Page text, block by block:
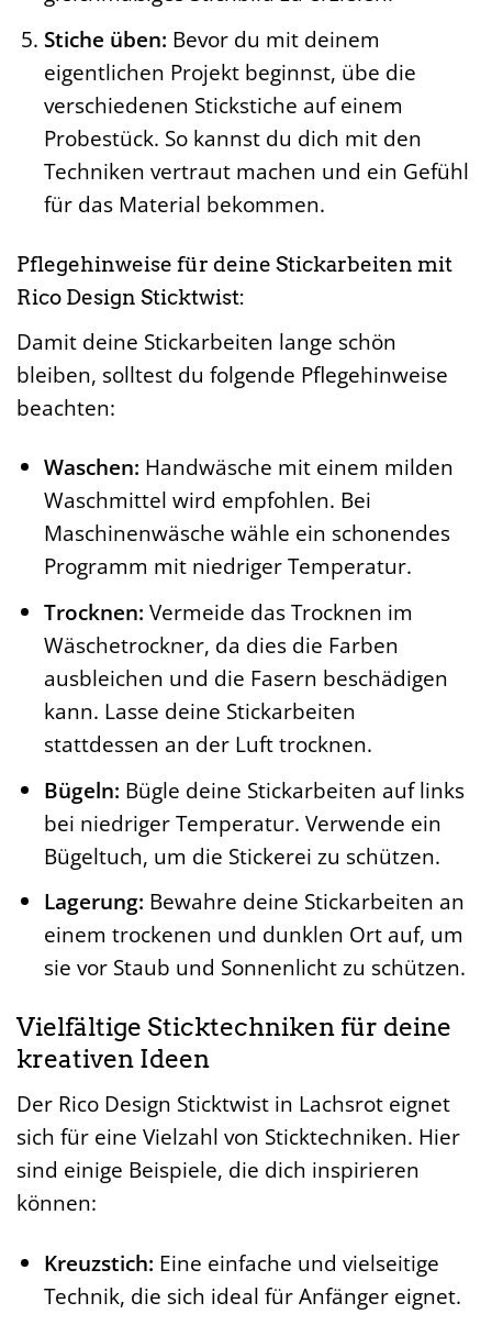
Stiche üben: Bevor du mit deinem
eigentlichen Projekt beginnst, übe die
verschiedenen Stickstiche auf einem
Probestück. So kannst du dich mit den
Techniken vertraut machen und ein Gefühl
für das Material bekommen.
Pflegehinweise für deine Stickarbeiten mit
Rico Design Sticktwist:
Damit deine Stickarbeiten lange schön
bleiben, solltest du folgende Pflegehinweise
beachten:
Waschen: Handwäsche mit einem milden
Waschmittel wird empfohlen. Bei
Maschinenwäsche wähle ein schonendes
Programm mit niedriger Temperatur.
Trocknen: Vermeide das Trocknen im
Wäschetrockner, da dies die Farben
ausbleichen und die Fasern beschädigen
kann. Lasse deine Stickarbeiten
stattdessen an der Luft trocknen.
Bügeln: Bügle deine Stickarbeiten auf links
bei niedriger Temperatur. Verwende ein
Bügeltuch, um die Stickerei zu schützen.
Lagerung: Bewahre deine Stickarbeiten an
einem trockenen und dunklen Ort auf, um
sie vor Staub und Sonnenlicht zu schützen.
Vielfältige Sticktechniken für deine
kreativen Ideen
Der Rico Design Sticktwist in Lachsrot eignet
sich für eine Vielzahl von Sticktechniken. Hier
sind einige Beispiele, die dich inspirieren
können:
Kreuzstich: Eine einfache und vielseitige
Technik, die sich ideal für Anfänger eignet.